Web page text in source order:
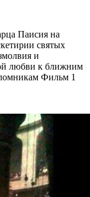
Паисия на
святых
и
любви к ближним
Фильм 1